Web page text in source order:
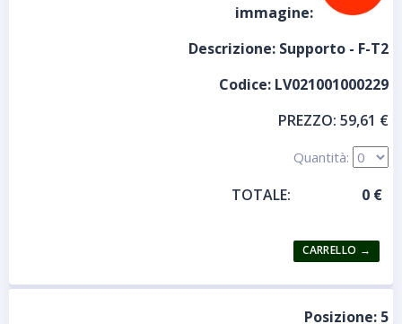
immagine:
Descrizione: Supporto - F-T2
Codice: LV021001000229
PREZZO: 59,61 €
Quantità:
TOTALE:
Posizione: 5